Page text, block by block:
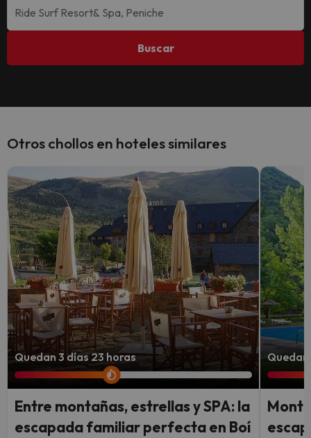
Buscar
Otros chollos en hoteles similares
Quedan 3 días 23 horas
Entre montañas, estrellas y SPA: la
escapada familiar perfecta en Boí
Quedan